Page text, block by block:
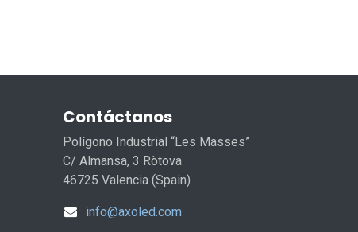
Contáctanos
Polígono Industrial “Les Masses”
C/ Almansa, 3 Ròtova
46725 Valencia (Spain)
info@axoled.com